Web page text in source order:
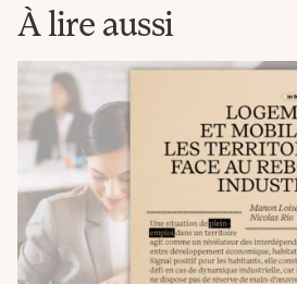
À lire aussi